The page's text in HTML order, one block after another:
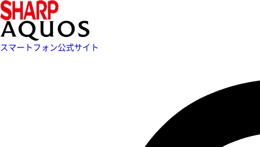
スマートフォン公式サイト